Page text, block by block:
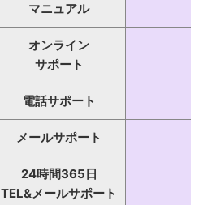
マニュアル
オンライン
サポート
電話サポート
メールサポート
24時間365日
TEL&メールサポート